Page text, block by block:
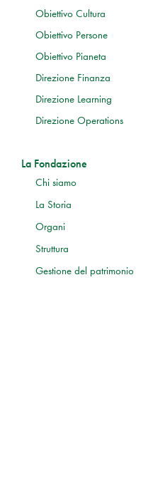
Obiettivo Cultura
Obiettivo Persone
Obiettivo Pianeta
Direzione Finanza
Direzione Learning
Direzione Operations
La Fondazione
Chi siamo
La Storia
Organi
Struttura
Gestione del patrimonio